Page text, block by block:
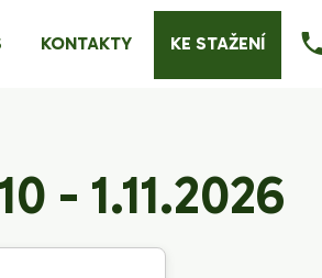
KONTAKTY KE STAŽENÍ
- 1.11.2026